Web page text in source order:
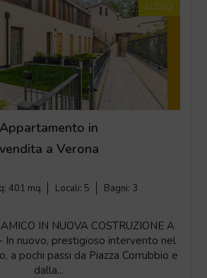
LUSSO
Appartamento in
vendita a Verona
401 mq Locali: 5 Bagni: 3
IN NUOVA COSTRUZIONE A
In nuovo, prestigioso intervento nel
a pochi passi da Piazza Corrubbio e
dalla...